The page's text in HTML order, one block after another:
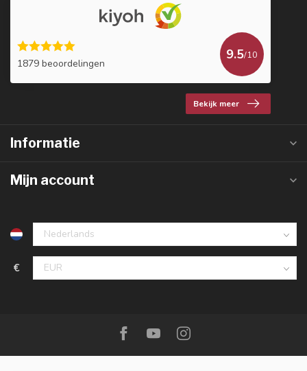
1879 beoordelingen
9.5/10
Bekijk meer
Informatie
Mijn account
€